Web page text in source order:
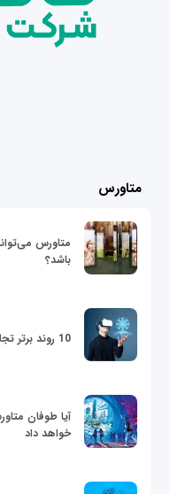
متاورس
متاورس
باشد؟
10 روند برتر تجارت و فناوری در سال 2022
آیا طوفان
خواهد داد